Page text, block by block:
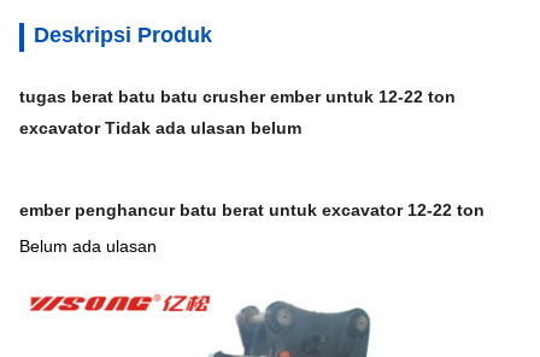
Deskripsi Produk
tugas berat batu batu crusher ember untuk 12-22 ton
excavator Tidak ada ulasan belum
ember penghancur batu berat untuk excavator 12-22 ton
Belum ada ulasan